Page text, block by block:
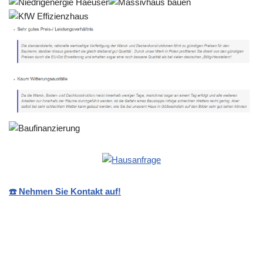
☎️ Nehmen Sie Kontakt auf!